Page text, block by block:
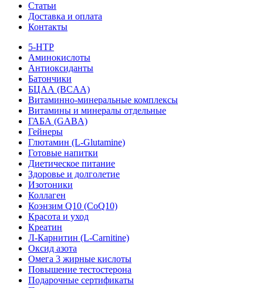
Статьи
Доставка и оплата
Контакты
5-HTP
Аминокислоты
Антиоксиданты
Батончики
БЦАА (BCAA)
Витаминно-минеральные комплексы
Витамины и минералы отдельные
ГАБА (GABA)
Гейнеры
Глютамин (L-Glutamine)
Готовые напитки
Диетическое питание
Здоровье и долголетие
Изотоники
Коллаген
Коэнзим Q10 (CoQ10)
Красота и уход
Креатин
Л-Карнитин (L-Сarnitine)
Оксид азота
Омега 3 жирные кислоты
Повышение тестостерона
Подарочные сертификаты